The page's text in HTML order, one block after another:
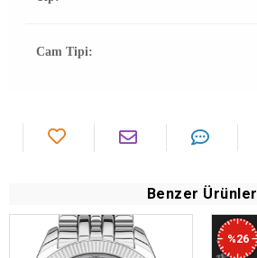
Cam Tipi:
Benzer Ürünler
%26